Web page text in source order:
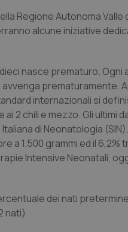
Regione Autonoma Valle
alcune iniziative
nasce prematuro.
prematuramente.
internazionali si
2 chili e mezzo. Gli ultimi
di Neonatologia
a 1.500 grammi ed il
Intensive Neonatali,
dei nati
nati).